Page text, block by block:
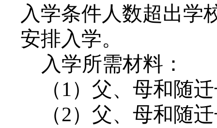
入学条件人数超出学
安排入学。
入学所需材料：
（1）父、母和随
（2）父、母和随